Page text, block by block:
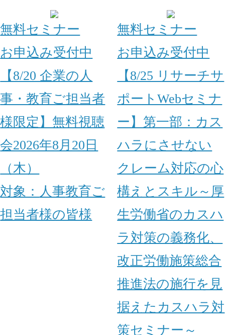
無料セミナー
お申込み受付中
【8/20 企業の人
事・教育ご担当者
様限定】無料視聴
会2026年8月20日
（木）
対象： 人事教育ご
担当者様の皆様
無料セミナー
お申込み受付中
【8/25 リサーチサ
ポートWebセミナ
ー】第一部：カス
ハラにさせない
クレーム対応の心
構えとスキル～厚
生労働省のカスハ
ラ対策の義務化、
改正労働施策総合
推進法の施行を見
据えたカスハラ対
策セミナー～